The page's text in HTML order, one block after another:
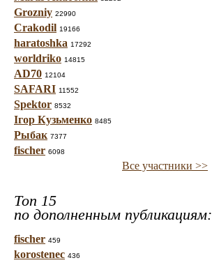
Grozniy 22990
Crakodil 19166
haratoshka 17292
worldriko 14815
AD70 12104
SAFARI 11552
Spektor 8532
Ігор Кузьменко 8485
Рыбак 7377
fischer 6098
Все участники >>
Топ 15
по дополненным публикациям:
fischer 459
korostenec 436